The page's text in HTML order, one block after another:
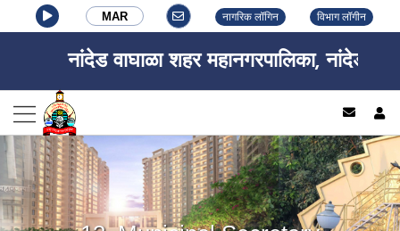
MAR नागरिक लॉगिन विभाग लॉगीन
नांदेड वाघाळा शहर महानगरपालिका, नांदेड.